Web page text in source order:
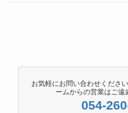
お気軽にお問い合わせくださ
ームからの営業はご遠
054-